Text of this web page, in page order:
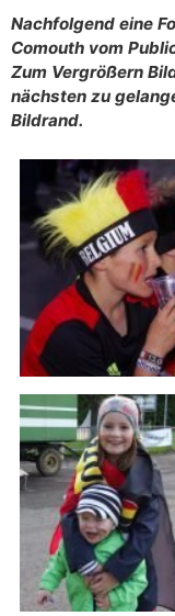
Nachfolgend eine
Comouth vom
Zum Vergrößern
nächsten zu
Bildrand.